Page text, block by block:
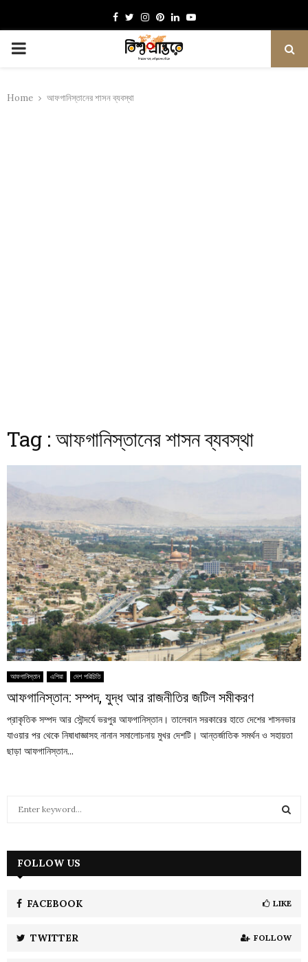
Facebook
TwitterInstagram
Pinterest
LinkedinYoutube
PRIMARY
Home আফগানিস্তানের শাসন ব্যবস্থা
Tag : আফগানিস্তানের শাসন ব্যবস্থা
আফগানিস্তান এশিয়া দেশ পরিচিতি
আফগানিস্তান: সম্পদ, যুদ্ধ আর রাজনীতির জটিল সমীকরণ
প্রাকৃতিক সম্পদ আর সৌন্দর্যে ভরপুর আফগানিস্তান। তালেবান সরকারের হাতে দেশের শাসনভার
যাওয়ার পর থেকে নিষাধাজ্ঞাসহ নানান সমালোচনায় মুখর দেশটি। আন্তর্জাতিক সমর্থন ও সহায়তা
ছাড়া আফগানিস্তান...
h
FOLLOW US
FACEBOOK LIKE
TWITTER FOLLOW